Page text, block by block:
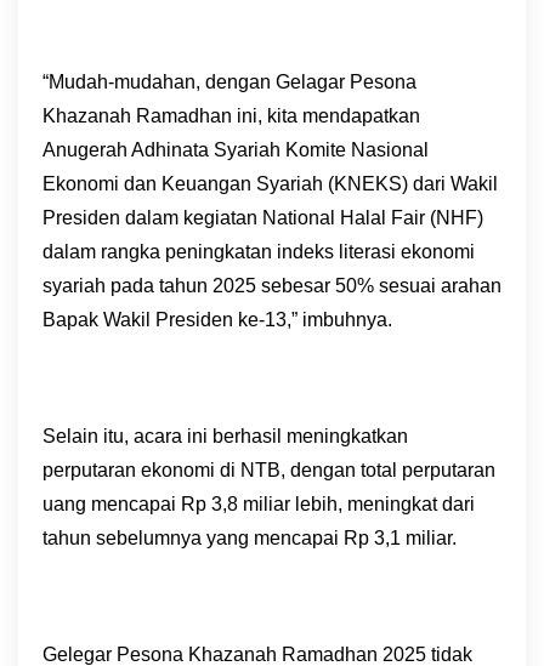
“Mudah-mudahan, dengan Gelagar Pesona
Khazanah Ramadhan ini, kita mendapatkan
Anugerah Adhinata Syariah Komite Nasional
Ekonomi dan Keuangan Syariah (KNEKS) dari Wakil
Presiden dalam kegiatan National Halal Fair (NHF)
dalam rangka peningkatan indeks literasi ekonomi
syariah pada tahun 2025 sebesar 50% sesuai arahan
Bapak Wakil Presiden ke-13,” imbuhnya.
Selain itu, acara ini berhasil meningkatkan
perputaran ekonomi di NTB, dengan total perputaran
uang mencapai Rp 3,8 miliar lebih, meningkat dari
tahun sebelumnya yang mencapai Rp 3,1 miliar.
Gelegar Pesona Khazanah Ramadhan 2025 tidak